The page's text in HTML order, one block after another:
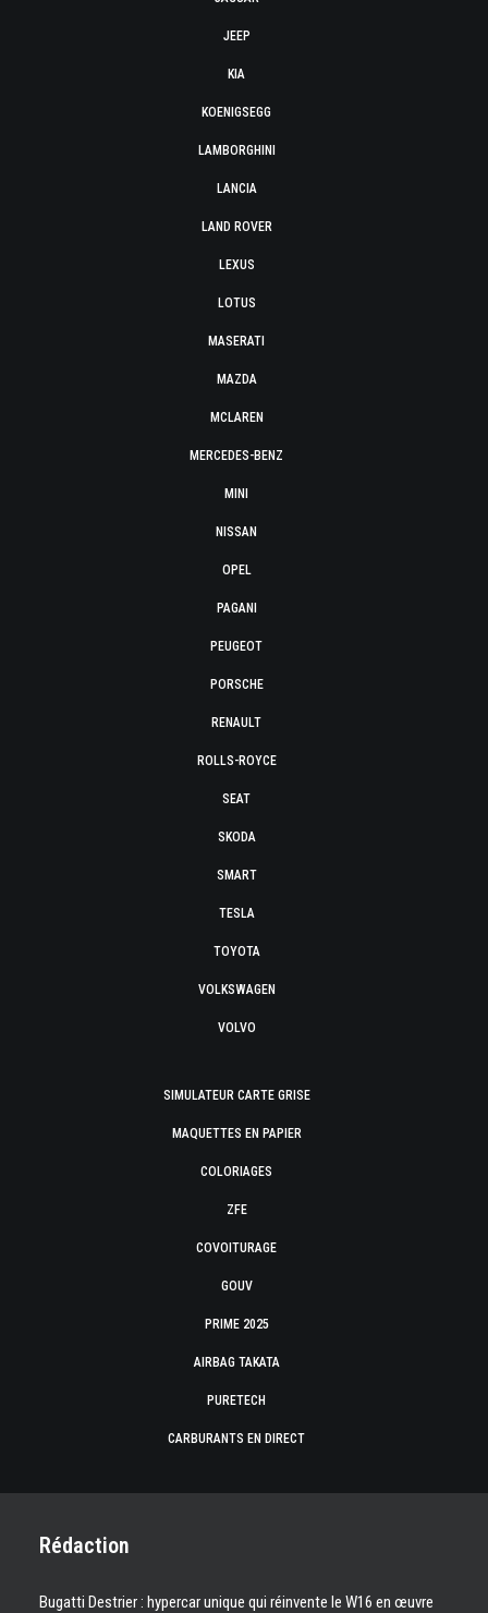
JEEP
KIA
KOENIGSEGG
LAMBORGHINI
LANCIA
LAND ROVER
LEXUS
LOTUS
MASERATI
MAZDA
MCLAREN
MERCEDES-BENZ
MINI
NISSAN
OPEL
PAGANI
PEUGEOT
PORSCHE
RENAULT
ROLLS-ROYCE
SEAT
SKODA
SMART
TESLA
TOYOTA
VOLKSWAGEN
VOLVO
SIMULATEUR CARTE GRISE
MAQUETTES EN PAPIER
COLORIAGES
ZFE
COVOITURAGE
GOUV
PRIME 2025
AIRBAG TAKATA
PURETECH
CARBURANTS EN DIRECT
Rédaction
Bugatti Destrier : hypercar unique qui réinvente le W16 en œuvre